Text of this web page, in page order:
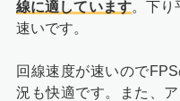
線に適しています。下り
速いです。
回線速度が速いので
況も快適です。また、